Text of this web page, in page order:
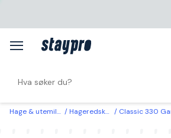
Hage & utemiljø Hageredskap Classic 330